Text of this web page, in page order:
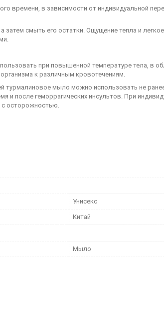
времени, в зависимости от индивидуальной
смыть его остатки. Ощущение тепла и
при повышенной температуре тела, в
к различным кровотечениям.
турмалиновое мыло можно использовать не
после геморрагических инсультов. При
с осторожностью.
Унисекс
Китай
Мыло